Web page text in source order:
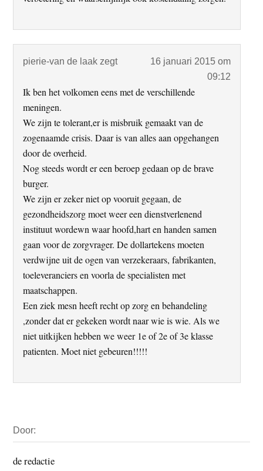
pierie-van de laak zegt
16 januari 2015 om
09:12
Ik ben het volkomen eens met de verschillende
meningen.
We zijn te tolerant,er is misbruik gemaakt van de
zogenaamde crisis. Daar is van alles aan opgehangen
door de overheid.
Nog steeds wordt er een beroep gedaan op de brave
burger.
We zijn er zeker niet op vooruit gegaan, de
gezondheidszorg moet weer een dienstverlenend
instituut wordewn waar hoofd,hart en handen samen
gaan voor de zorgvrager. De dollartekens moeten
verdwijne uit de ogen van verzekeraars, fabrikanten,
toeleveranciers en voorla de specialisten met
maatschappen.
Een ziek mesn heeft recht op zorg en behandeling
,zonder dat er gekeken wordt naar wie is wie. Als we
niet uitkijken hebben we weer 1e of 2e of 3e klasse
patienten. Moet niet gebeuren!!!!!
Sidebar
Door:
de redactie